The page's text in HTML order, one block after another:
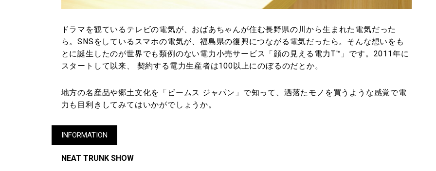
ドラマを観ているテレビの電気が、おばあちゃんが住む長野県の川から生まれた電気だった
ら。SNSをしているスマホの電気が、福島県の復興につながる電気だったら。そんな想いをも
とに誕生したのが世界でも類例のない電力小売サービス「顔の見える電力T™」です。2011年に
スタートして以来、 契約する電力生産者は100以上にのぼるのだとか。
地方の名産品や郷土文化を「ビームス ジャパン」で知って、洒落たモノを買うような感覚で電
力も目利きしてみてはいかがでしょうか。
INFORMATION
NEAT TRUNK SHOW